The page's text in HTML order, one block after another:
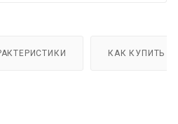
КАК КУПИТЬ